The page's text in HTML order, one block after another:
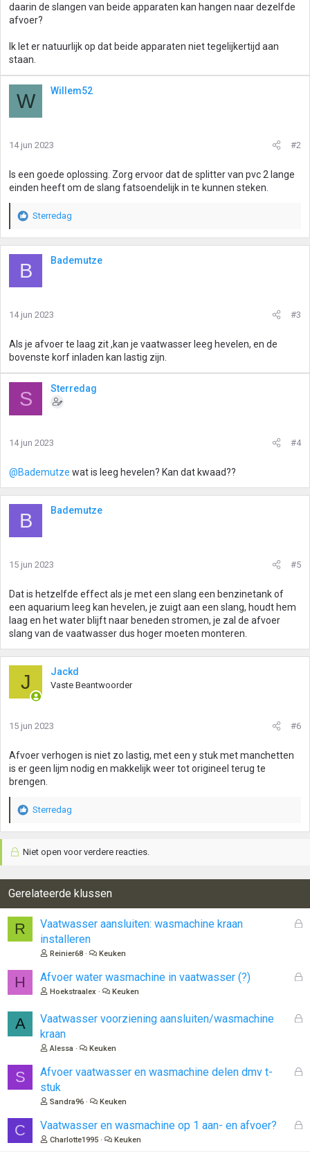
daarin de slangen van beide apparaten kan hangen naar dezelfde
afvoer?
Ik let er natuurlijk op dat beide apparaten niet tegelijkertijd aan
staan.
W Willem52
14 jun 2023 #2
Is een goede oplossing. Zorg ervoor dat de splitter van pvc 2 lange
einden heeft om de slang fatsoendelijk in te kunnen steken.
W
a
n
e
n
:
Sterredag
B Bademutze
14 jun 2023 #3
Als je afvoer te laag zit ,kan je vaatwasser leeg hevelen, en de
bovenste korf inladen kan lastig zijn.
S Sterredag
14 jun 2023 #4
@Bademutze wat is leeg hevelen? Kan dat kwaad??
B Bademutze
15 jun 2023 #5
Dat is hetzelfde effect als je met een slang een benzinetank of
een aquarium leeg kan hevelen, je zuigt aan een slang, houdt hem
laag en het water blijft naar beneden stromen, je zal de afvoer
slang van de vaatwasser dus hoger moeten monteren.
J Jackd
Vaste Beantwoorder
15 jun 2023 #6
Afvoer verhogen is niet zo lastig, met een y stuk met manchetten
is er geen lijm nodig en makkelijk weer tot origineel terug te
brengen.
W
r
e
r
n
g
e
Sterredag
Niet open voor verdere reacties.
Gerelateerde klussen
R
G
o
Vaatwasser aansluiten: wasmachine kraan
installeren
Reinier68 Keuken
H
G
Afvoer water wasmachine in vaatwasser (?)
Hoekstraalex Keuken
A
G
o
Vaatwasser voorziening aansluiten/wasmachine
kraan
Alessa Keuken
S
G
o
Afvoer vaatwasser en wasmachine delen dmv t-
stuk
Sandra96 Keuken
C
G
Vaatwasser en wasmachine op 1 aan- en afvoer?
Charlotte1995 Keuken